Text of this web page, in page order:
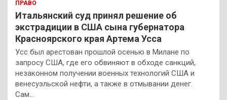
ПРАВО
Итальянский суд принял решение об
экстрадиции в США сына губернатора
Красноярского края Артема Усса
Усс был арестован прошлой осенью в Милане по
запросу США, где его обвиняют в обходе санкций,
незаконном получении военных технологий США и
венесуэльской нефти, а также в отмывании денег.
Сам…